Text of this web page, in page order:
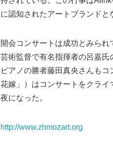
に認知されたアートブランドと
開会コンサートは成功とみら
芸術監督で有名指揮者の呂嘉
ピアノの勝者藤田真央さんも
花嫁」）はコンサートをクラ
夜になった。
http://www.zhmozart.org